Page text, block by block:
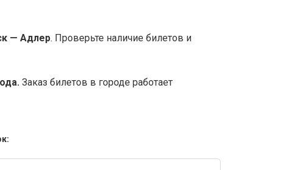
— Адлер. Проверьте наличие билетов и
Заказ билетов в городе работает